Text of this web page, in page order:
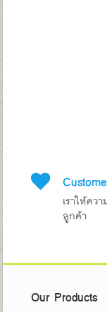
เราให้คว
ลูกค้า
Our Products